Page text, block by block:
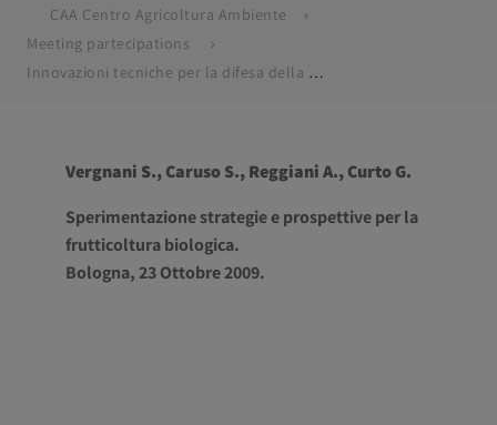
CAA Centro Agricoltura Ambiente
Meeting partecipations
Innovazioni tecniche per la difesa della carpocapsa: nematodi, prodotti e reti.
Vergnani S., Caruso S., Reggiani A., Curto G.
Sperimentazione strategie e prospettive per la
frutticoltura biologica.
Bologna, 23 Ottobre 2009.